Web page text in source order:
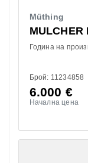
Müthing
MULCHER
Година на
Брой: 11234858
6.000 €
Начална цена